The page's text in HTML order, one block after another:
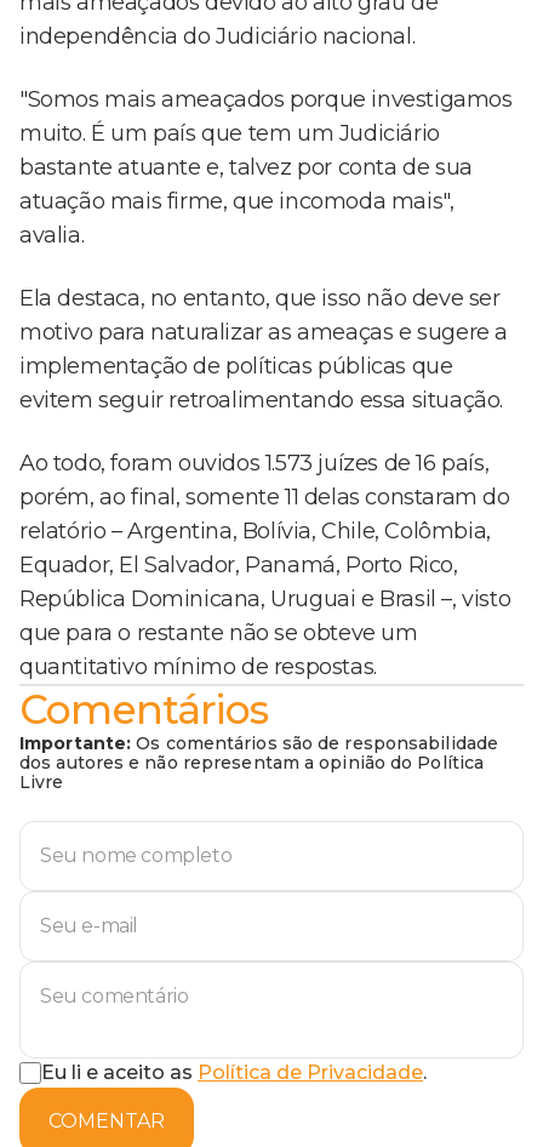
independência do Judiciário nacional.
"Somos mais ameaçados porque investigamos
muito. É um país que tem um Judiciário
bastante atuante e, talvez por conta de sua
atuação mais firme, que incomoda mais",
avalia.
Ela destaca, no entanto, que isso não deve ser
motivo para naturalizar as ameaças e sugere a
implementação de políticas públicas que
evitem seguir retroalimentando essa situação.
Ao todo, foram ouvidos 1.573 juízes de 16 país,
porém, ao final, somente 11 delas constaram do
relatório – Argentina, Bolívia, Chile, Colômbia,
Equador, El Salvador, Panamá, Porto Rico,
República Dominicana, Uruguai e Brasil –, visto
que para o restante não se obteve um
quantitativo mínimo de respostas.
Comentários
Importante: Os comentários são de responsabilidade
dos autores e não representam a opinião do Política
Livre
Eu li e aceito as Política de Privacidade.
COMENTAR